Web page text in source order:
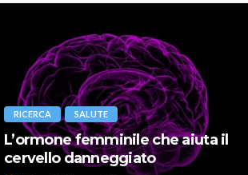
RICERCA SALUTE
L’ormone femminile che aiuta il
cervello danneggiato